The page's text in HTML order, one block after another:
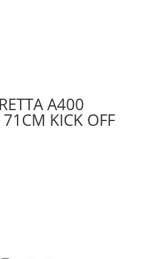
A400
KICK OFF